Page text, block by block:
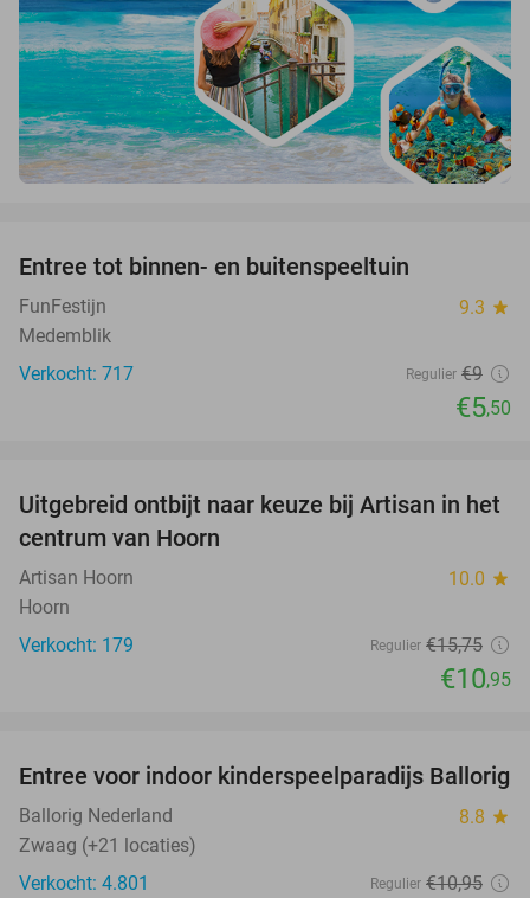
Entree tot binnen- en buitenspeeltuin
FunFestijn 9.3 star
Medemblik
Verkocht: 717
Regulier €9
€5,50
30%
Uitgebreid ontbijt naar keuze bij Artisan in het
centrum van Hoorn
Artisan Hoorn 10.0 star
Hoorn
Verkocht: 179
Regulier €15,75
€10,95
32%
Entree voor indoor kinderspeelparadijs Ballorig
Ballorig Nederland 8.8 star
Zwaag (+21 locaties)
Verkocht: 4.801
Regulier €10,95